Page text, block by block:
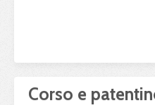
Corso e